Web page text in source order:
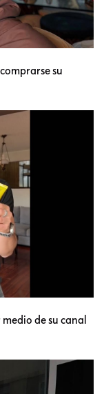
su
de su canal